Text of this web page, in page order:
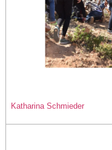
Katharina Schmieder